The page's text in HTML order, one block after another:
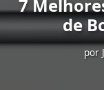
7
de
por